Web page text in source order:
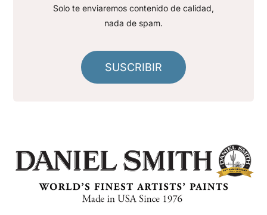
Solo te enviaremos contenido de calidad,
nada de spam.
SUSCRIBIR